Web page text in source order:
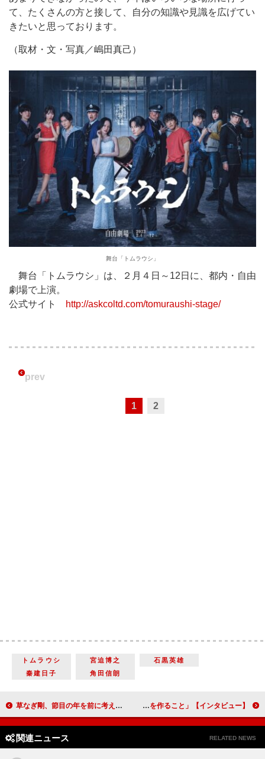
て、たくさんの方と接して、自分の知識や見識を広げてい
きたいと思っております。
（取材・文・写真／嶋田真己）
舞台「トムラウシ」
舞台「トムラウシ」は、２月４日～12日に、都内・自由
劇場で上演。
公式サイト
http://askcoltd.com/tomuraushi-stage/
prev
1 2
トムラウシ 宮迫博之
石黒英雄
秦建日子
角田信朗
草なぎ剛、節目の年を前に考える自身の変化「一日一日を充実したものにしたい」【インタビュー】 市川実日子、俳優業のこだわりを語る 「私の喜びの大半を占めているのは、人とものを作ること」【インタビュー】
関連ニュース RELATED NEWS